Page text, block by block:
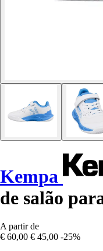
Kempa
de salão
A partir de
€ 60,00 € 45,00 -25%